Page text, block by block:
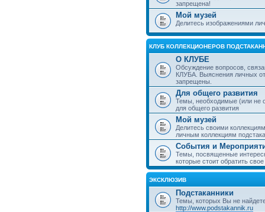
запрещена!
Мой музей
Делитесь изображениями
КЛУБ КОЛЛЕКЦИОНЕРОВ
О КЛУБЕ
Обсуждение вопросов,
КЛУБА. Выяснения личных
запрещены.
Для общего развития
Темы, необходимые (или не
для общего развития
Мой музей
Делитесь своими
личным коллекциям
События и
Темы, посвященные
которые стоит обратить
ЭКСКЛЮЗИВ
Подстаканники
Темы, которых Вы не
http://www.podstakannik.ru